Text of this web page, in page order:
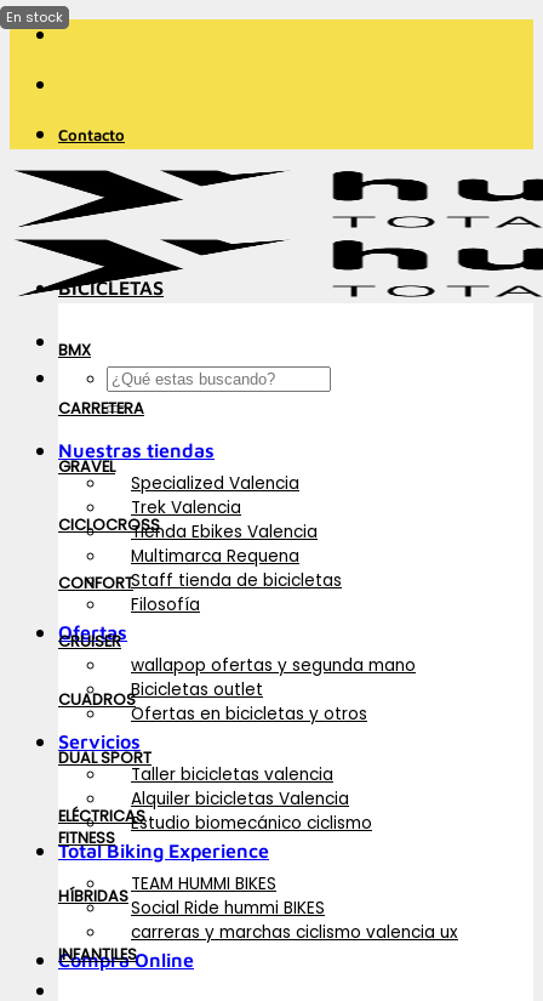
Saltar
contenido
Contacto
Buscar
por:
Nuestras tiendas
Specialized Valencia
Trek Valencia
Tienda Ebikes Valencia
Multimarca Requena
Staff tienda de bicicletas
Filosofía
Ofertas
wallapop ofertas y segunda mano
Bicicletas outlet
Ofertas en bicicletas y otros
Servicios
Taller bicicletas valencia
Alquiler bicicletas Valencia
Estudio biomecánico ciclismo
Total Biking Experience
TEAM HUMMI BIKES
Social Ride hummi BIKES
carreras y marchas ciclismo valencia ux
Compra Online
BICICLETAS
BMX
CARRETERA
GRAVEL
CICLOCROSS
CONFORT
CRUISER
CUADROS
DUAL SPORT
ELÉCTRICAS
FITNESS
HÍBRIDAS
INFANTILES